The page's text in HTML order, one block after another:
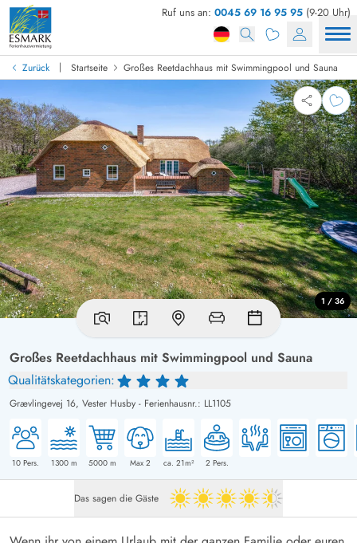
Ruf uns an: 0045 69 16 95 95 (9-20 Uhr)
Zurück | Startseite Großes Reetdachhaus mit Swimmingpool und Sauna
Großes Reetdachhaus mit Swimmingpool und Sauna
Qualitätskategorien:
Grævlingevej 16, Vester Husby - Ferienhausnr.: LL1105
10 Pers. 1300m 5000m Max 2 ca. 21m² 2 Pers.
1 / 36
Das sagen die Gäste 4.5 von 5